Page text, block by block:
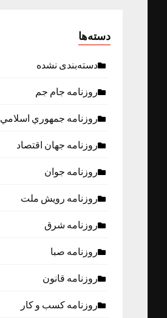
دسته‌ها
دسته‌بندی نشده
روزنامه جام جم
روزنامه جمهوري اسلامي
روزنامه جهان اقتصاد
روزنامه جوان
روزنامه رویش ملت
روزنامه شرق
روزنامه صبا
روزنامه قانون
روزنامه كسب و كار